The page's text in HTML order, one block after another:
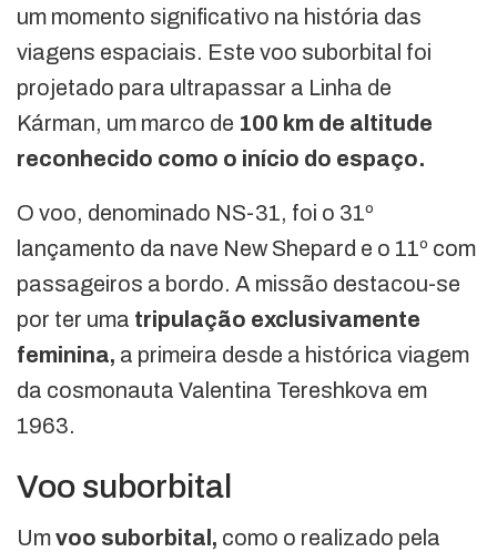
um momento significativo na história das
viagens espaciais. Este voo suborbital foi
projetado para ultrapassar a Linha de
Kárman, um marco de 100 km de altitude
reconhecido como o início do espaço.
O voo, denominado NS-31, foi o 31º
lançamento da nave New Shepard e o 11º com
passageiros a bordo. A missão destacou-se
por ter uma tripulação exclusivamente
feminina, a primeira desde a histórica viagem
da cosmonauta Valentina Tereshkova em
1963.
Voo suborbital
Umvoo suborbital, como o realizado pela